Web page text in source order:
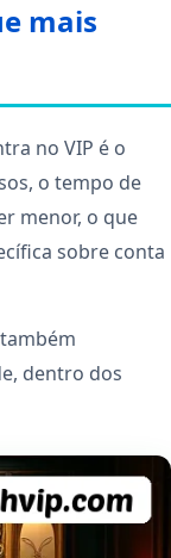
mais
no VIP é o
o tempo de
menor, o que
sobre conta
dentro dos